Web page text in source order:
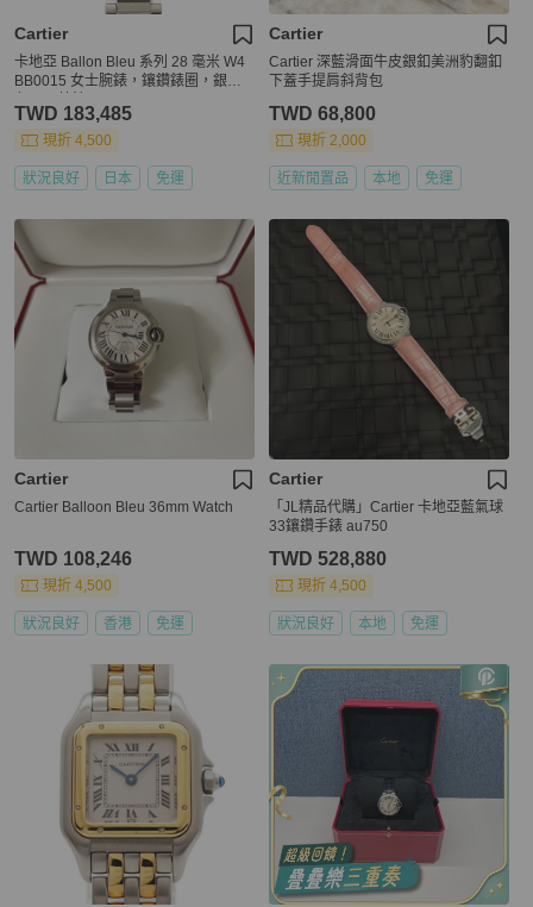
Cartier
卡地亞 Ballon Bleu 系列 28 毫米 W4
BB0015 女士腕錶，鑲鑽錶圈，銀
TWD 183,485
現折 4,500
狀況良好 日本 免運
Cartier
Cartier 深藍滑面牛皮銀釦美洲豹翻釦
下蓋手提肩斜背包
TWD 68,800
現折 2,000
近新閒置品 本地 免運
Cartier
Cartier Balloon Bleu 36mm Watch
TWD 108,246
現折 4,500
狀況良好 香港 免運
Cartier
「JL精品代購」Cartier 卡地亞藍氣球
33鑲鑽手錶 au750
TWD 528,880
現折 4,500
狀況良好 本地 免運